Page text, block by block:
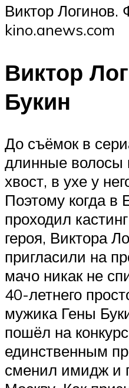
Виктор Логинов.
kino.anews.com
Виктор
Букин
До съёмок в
длинные волосы
хвост, в ухе у
Поэтому когда в
проходил
героя, Виктора
пригласили на
мачо никак не
40-летнего
мужика Гены
пошёл на
единственным
сменил имидж и